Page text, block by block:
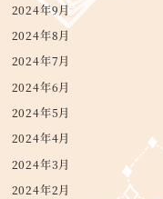
2024年9月
2024年8月
2024年7月
2024年6月
2024年5月
2024年4月
2024年3月
2024年2月